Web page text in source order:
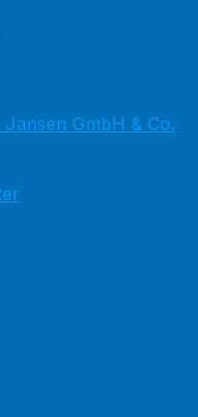
Jansen GmbH & Co.